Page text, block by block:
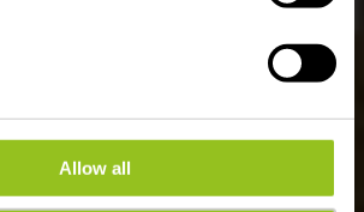
Allow all